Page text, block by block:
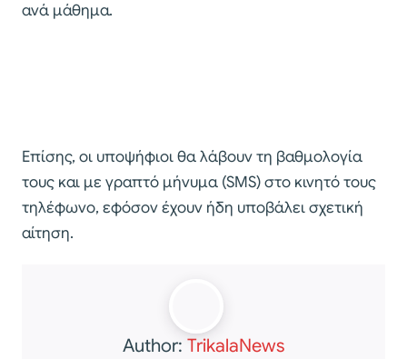
ανά μάθημα.
Επίσης, οι υποψήφιοι θα λάβουν τη βαθμολογία
τους και με γραπτό μήνυμα (SMS) στο κινητό τους
τηλέφωνο, εφόσον έχουν ήδη υποβάλει σχετική
αίτηση.
Author: TrikalaNews